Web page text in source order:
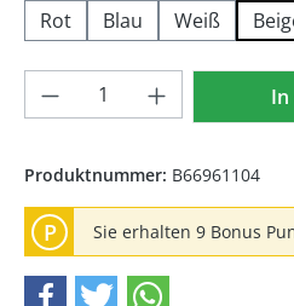
Rot
Blau Weiß
Produkt Anzahl:
Produktnummer: B66961104
P Sie erhalten 9 Bonus